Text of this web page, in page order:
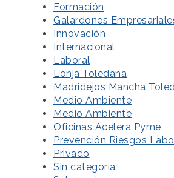
Formación
Galardones
Innovación
Internacional
Laboral
Lonja Toledana
Madridejos Mancha
Medio Ambiente
Medio Ambiente
Oficinas Acelera Pyme
Prevención Riesgos
Privado
Sin categoría